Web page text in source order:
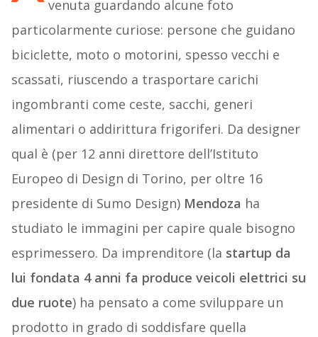
venuta guardando alcune foto
particolarmente curiose: persone che guidano
biciclette, moto o motorini, spesso vecchi e
scassati, riuscendo a trasportare carichi
ingombranti come ceste, sacchi, generi
alimentari o addirittura frigoriferi. Da designer
qual è (per 12 anni direttore dell’Istituto
Europeo di Design di Torino, per oltre 16
presidente di Sumo Design) Mendoza ha
studiato le immagini per capire quale bisogno
esprimessero. Da imprenditore (la startup da
lui fondata 4 anni fa produce veicoli elettrici su
due ruote) ha pensato a come sviluppare un
prodotto in grado di soddisfare quella